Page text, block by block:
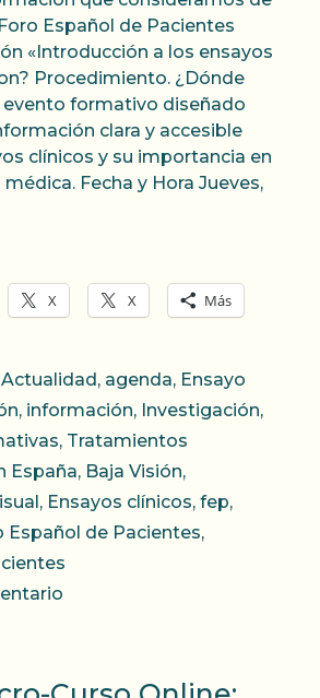
Español de Pacientes
«Introducción a los ensayos
Procedimiento. ¿Dónde
evento formativo diseñado
clara y accesible
clínicos y su importancia en
Fecha y Hora Jueves,
X X Más
Actualidad , agenda, Ensayo
, información, Investigación,
, Tratamientos
España, Baja Visión,
, Ensayos clínicos, fep,
Español de Pacientes,